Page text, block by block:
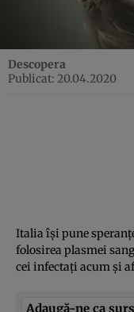
Descopera
Publicat: 20.04.2020
Italia îşi pune
folosirea plasmei
cei infectaţi acum şi
Adaugă-ne ca